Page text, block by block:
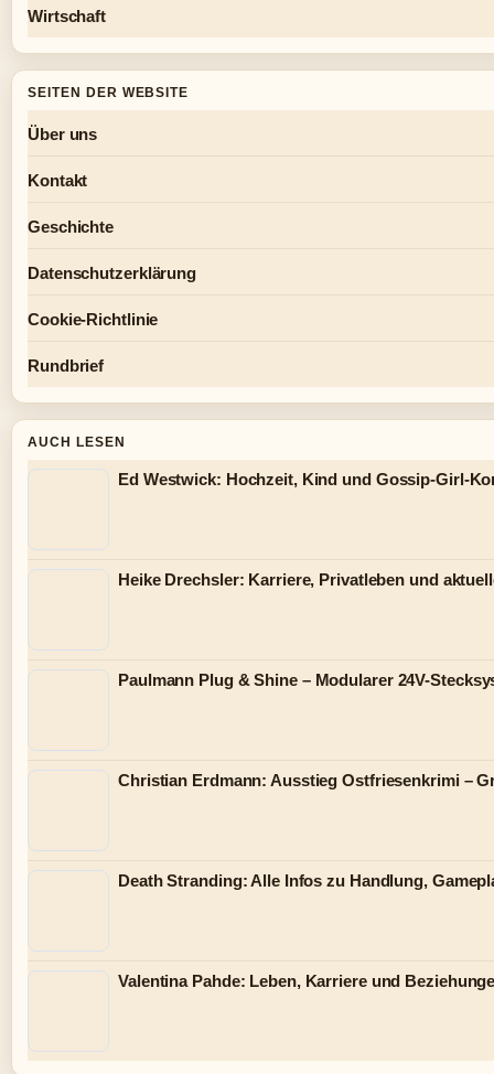
Wirtschaft
SEITEN DER WEBSITE
Über uns
Kontakt
Geschichte
Datenschutzerklärung
Cookie-Richtlinie
Rundbrief
AUCH LESEN
Ed Westwick: Hochzeit, Kind und Gossip-Girl-
Heike Drechsler: Karriere, Privatleben und
Paulmann Plug & Shine – Modularer 24V-
Christian Erdmann: Ausstieg Ostfriesenkrimi –
Death Stranding: Alle Infos zu Handlung,
Valentina Pahde: Leben, Karriere und